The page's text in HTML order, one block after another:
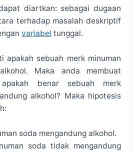
diartkan: sebagai dugaan
terhadap masalah deskriptif
variabel tunggal.
apakah sebuah merk minuman
Maka anda membuat
apakah benar sebuah merk
alkohol? Maka hipotesis
soda mengandung alkohol.
soda tidak mengandung